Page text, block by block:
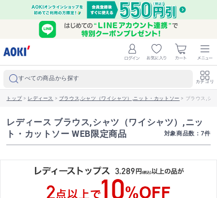
すべての商品から探す カテゴリ
トップ> レディース > ブラウス,シャツ（ワイシャツ）,ニット・カットソー > ブラウス,シ
レディース ブラウス,シャツ（ワイシャツ）,ニッ
ト・カットソー WEB限定商品
対象商品数： 7件